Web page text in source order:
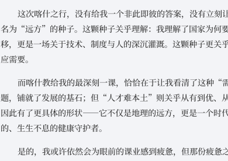
这次喀什之行，没有给我一个非此即彼的答案，没有立
名为“远方”的种子。这颗种子关乎理解：我理解了国家为
移，更是一场关于技术、制度与人的深沉灌溉。这颗种子更
应需要。
而喀什教给我的最深刻一课，恰恰在于让我看清了这种
题，铺就了发展的基石；但“人才难本土”则关乎从有到优、
因此有了更具体的形状——它不仅是地理的远方，更是一个时
的、生生不息的健康守护者。
是的，我或许依然会为眼前的课业感到疲惫，但那份疲